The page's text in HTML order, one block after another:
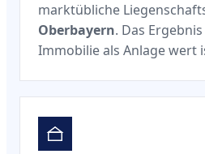
marktübliche
Oberbayern. Das
Immobilie als Anlage wert